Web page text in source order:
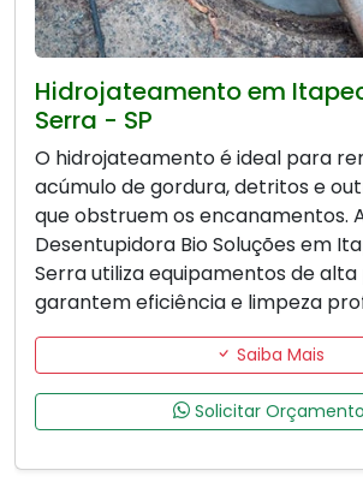
Hidrojateamento em
Serra - SP
O hidrojateamento é ideal para
acúmulo de gordura, detritos e
que obstruem os encanamentos.
Desentupidora Bio Soluções em
Serra utiliza equipamentos de
garantem eficiência e limpeza
Saiba Mais
Solicitar Orçamento